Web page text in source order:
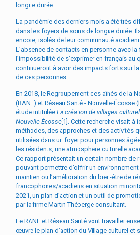
longue durée.
La pandémie des derniers mois a été très
dans les foyers de soins de longue durée.
encore, isolés de leur communauté
L’absence de contacts en personne avec la
l’impossibilité de s’exprimer en français au
continueront à avoir des impacts forts sur la
de ces personnes.
En 2018, le Regroupement des aînés de la
(RANE) et Réseau Santé - Nouvelle-Écosse
étude intitulée La création de villages
Nouvelle-Écosse[1] . Cette recherche visait à
méthodes, des approches et des activités
utilisées dans un foyer pour personnes
les résidents, une atmosphère culturelle
Ce rapport présentait un certain nombre de
pouvant permettre d’offrir un
maintien ou l’amélioration du bien-être de
francophones/acadiens en situation
2021, un plan d’action et un outil de
par la firme Martin Théberge consultant.
Le RANE et Réseau Santé vont travailler
œuvre le plan d’action du Village culturel et